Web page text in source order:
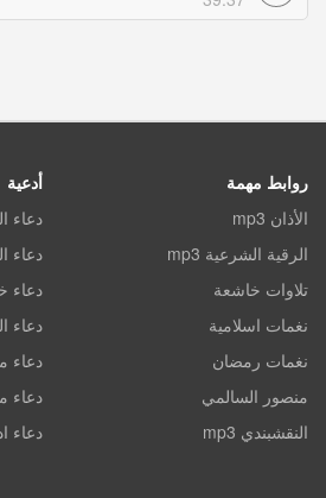
روابط مهمة
الأذان mp3
الرقية الشرعية mp3
تلاوات خاشعة
نغمات اسلامية
نغمات رمضان
منصور السالمي
النقشبندي mp3
أدعية
دعاء
دعاء
دعاء
دعاء
دعاء
دعاء
دعاء